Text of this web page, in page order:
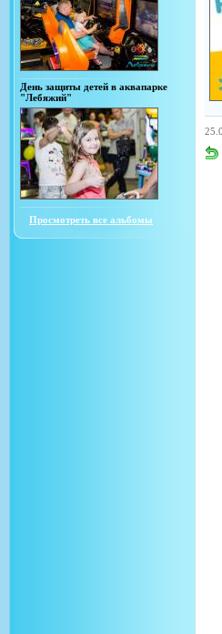
День защиты детей в аквапарке
"Лебяжий"
Просмотреть все альбомы